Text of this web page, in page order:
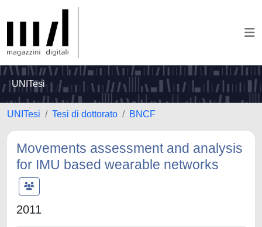
UNITesi
UNITesi Tesi di dottorato BNCF
Movements assessment and analysis
for IMU based wearable networks
2011